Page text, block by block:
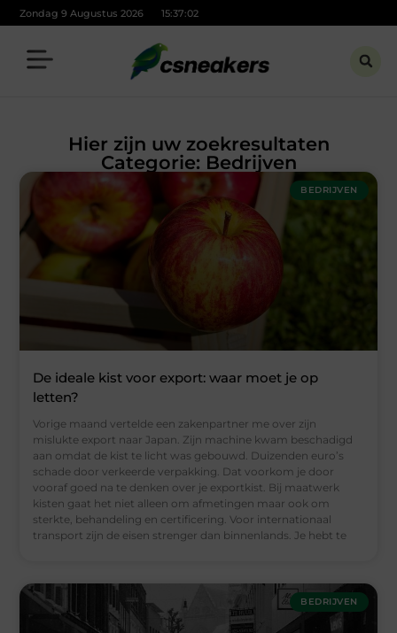
Zondag 9 Augustus 2026 15:37:04
Hier zijn uw zoekresultaten
Categorie: Bedrijven
BEDRIJVEN
De ideale kist voor export: waar moet je op
letten?
Vorige maand vertelde een zakenpartner me over zijn
mislukte export naar Japan. Zijn machine kwam beschadigd
aan omdat de kist te licht was gebouwd. Duizenden euro’s
schade door verkeerde verpakking. Dat voorkom je door
vooraf goed na te denken over je exportkist. Bij maatwerk
kisten gaat het niet alleen om afmetingen maar ook om
sterkte, behandeling en certificering. Voor internationaal
transport zijn de eisen strenger dan binnenlands. Je hebt te
BEDRIJVEN